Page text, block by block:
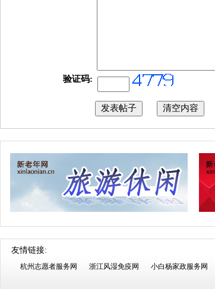
验证码:
友情链接:
杭州志愿者服务网 浙江风湿免疫网 小白杨家政服务网